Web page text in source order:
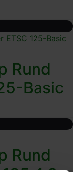
Rund
Basic
Rund